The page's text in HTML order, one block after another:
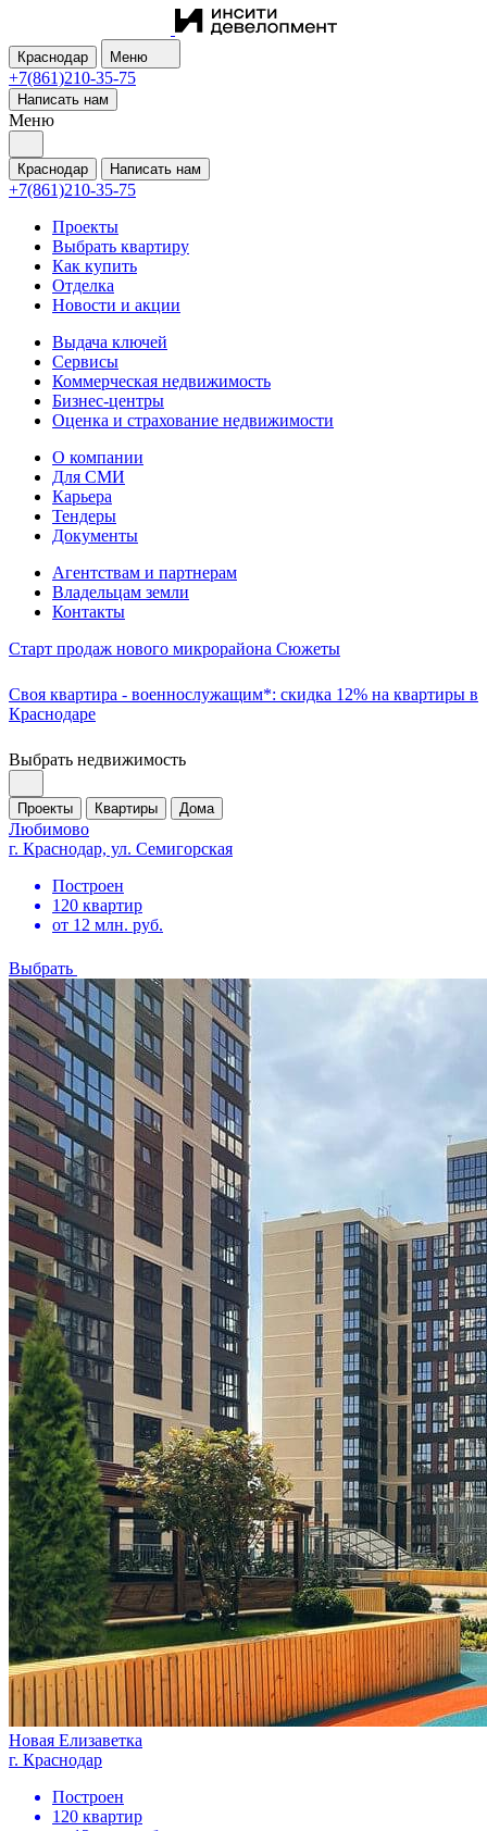
Краснодар Меню
+7(861)210-35-75
Написать нам
Меню
Краснодар Написать нам
+7(861)210-35-75
Проекты
Выбрать квартиру
Как купить
Отделка
Новости и акции
Выдача ключей
Сервисы
Коммерческая недвижимость
Бизнес-центры
Оценка и страхование недвижимости
О компании
Для СМИ
Карьера
Тендеры
Документы
Агентствам и партнерам
Владельцам земли
Контакты
Старт продаж нового микрорайона Сюжеты
Своя квартира - военнослужащим*: скидка 12% на квартиры в
Краснодаре
Выбрать недвижимость
Проекты Квартиры Дома
Любимово
г. Краснодар, ул. Семигорская
Построен
120 квартир
от 12 млн. руб.
Выбрать
Новая Елизаветка
г. Краснодар
Построен
120 квартир